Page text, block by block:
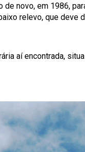
novo, em 1986,
relevo, que deve
aí encontrada,